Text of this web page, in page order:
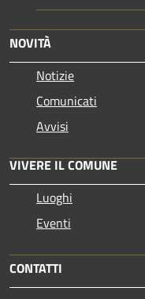
NOVITÀ
Notizie
Comunicati
Avvisi
VIVERE IL COMUNE
Luoghi
Eventi
CONTATTI